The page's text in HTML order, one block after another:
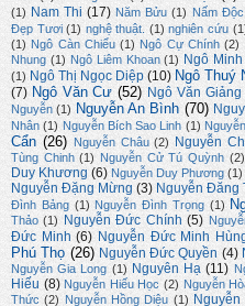
(1) Nam Thi (17) Năm Bửu (1) Nấm Độc
Đẹp Tươi (1) nghệ thuật. (1) nghiên cứu
(1) Ngô Càn Chiểu (1) Ngô Cự Chính (2)
Nhung (1) Ngô Liêm Khoan (1) Ngô Minh
(1) Ngô Thị Ngọc Diệp (10) Ngô Thuý
(7) Ngô Văn Cư (52) Ngô Văn Giảng
Nguyễn (1) Nguyễn An Bình (70)
Nhân (1) Nguyễn Bích Sao Linh (1)
Cẩn (26) Nguyễn Châu (2) Nguyễn
Tùng Chinh (1) Nguyễn Cử Tú Quỳnh (2)
Duy Khương (6) Nguyễn Duy Phương (1)
Nguyễn Đặng Mừng (3) Nguyễn Đăng
Đình Bảng (1) Nguyễn Đình Trọng (1)
Thảo (1) Nguyễn Đức Chính (5)
Đức Minh (6) Nguyễn Đức Minh
Phú Thọ (26) Nguyễn Đức Quyền (4)
Nguyễn Gia Long (1) Nguyên Hạ (11)
Hiếu (8) Nguyễn Hiếu Học (2) Nguyễn
Thức (2) Nguyễn Hồng Diệu (1) Nguyễn